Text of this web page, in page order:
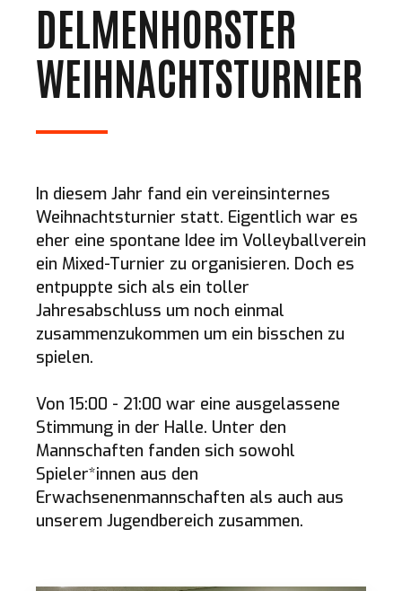
DELMENHORSTER
WEIHNACHTSTURNIER
In diesem Jahr fand ein vereinsinternes
Weihnachtsturnier statt. Eigentlich war es
eher eine spontane Idee im Volleyballverein
ein Mixed-Turnier zu organisieren. Doch es
entpuppte sich als ein toller
Jahresabschluss um noch einmal
zusammenzukommen um ein bisschen zu
spielen.
Von 15:00 - 21:00 war eine ausgelassene
Stimmung in der Halle. Unter den
Mannschaften fanden sich sowohl
Spieler*innen aus den
Erwachsenenmannschaften als auch aus
unserem Jugendbereich zusammen.